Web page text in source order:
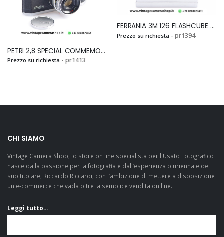
PETRI 2,8 SPECIAL COMMEMORATIONSi
Prezzo su richiesta - pr1413
FERRANIA 3M 126 FLASHCUBE CAMERA OUTFITSi
Prezzo su richiesta - pr1394
alla ricerca di una
Pentax LX e devo dire
che, a parte il fatto di
un'offerta...
sicuramente....
CHI SIAMO
Vintage Camera Shop, lo store on line specialista per l'Usato Fotografico
nasce dalla passione per la fotografia e dall’esperienza pluriennale del
suo titolare, Riccardo Riccardi, con l’ambizione di mettere a disposizione
un e-commerce che vada oltre la semplice vendita on line.
Leggi tutto...